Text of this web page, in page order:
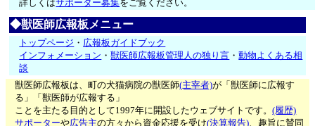
詳しくはサポーター募集をご覧ください。
◆獣医師広報板メニュー
トップページ ・ 広報板ガイドブック
インフォメーション ・獣医師広報板管理人の独り言 ・動物よくある相
談
獣医師広報板は、町の犬猫病院の獣医師(主宰者)が「獣医師に広報す
る」「獣医師が広報する」
ことを主たる目的として1997年に開設したウェブサイトです。(履歴)
サポーターや広告主の方々から資金応援を受け(決算報告)、趣旨に賛同